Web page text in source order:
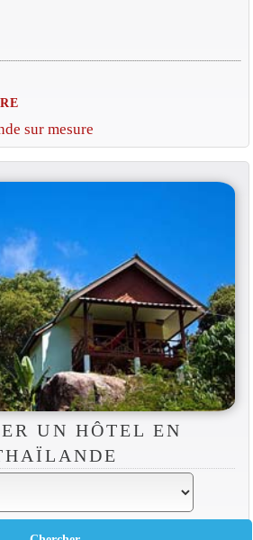
sur mesure
UN HÔTEL EN